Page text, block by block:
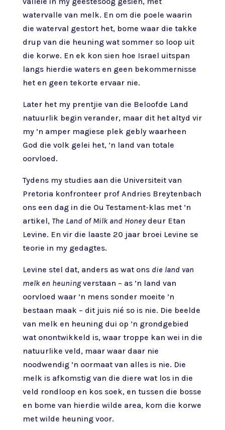
watervalle van melk. En om die poele waarin
die waterval gestort het, bome waar die takke
drup van die heuning wat sommer so loop uit
die korwe. En ek kon sien hoe Israel uitspan
langs hierdie waters en geen bekommernisse
het en geen tekorte ervaar nie.
Later het my prentjie van die Beloofde Land
natuurlik begin verander, maar dit het altyd vir
my ’n amper magiese plek gebly waarheen
God die volk gelei het, ’n land van totale
oorvloed.
Tydens my studies aan die Universiteit van
Pretoria konfronteer prof Andries Breytenbach
ons een dag in die Ou Testament-klas met ’n
artikel, The Land of Milk and Honeydeur Etan
Levine. En vir die laaste 20 jaar broei Levine se
teorie in my gedagtes.
Levine stel dat, anders as wat ons die land van
melk en heuningverstaan – as ’n land van
oorvloed waar ’n mens sonder moeite ’n
bestaan maak – dit juis nié so is nie. Die beelde
van melk en heuning dui op ’n grondgebied
wat onontwikkeld is, waar troppe kan wei in die
natuurlike veld, maar waar daar nie
noodwendig ’n oormaat van alles is nie. Die
melk is afkomstig van die diere wat los in die
veld rondloop en kos soek, en tussen die bosse
en bome van hierdie wilde area, kom die korwe
met wilde heuning voor.